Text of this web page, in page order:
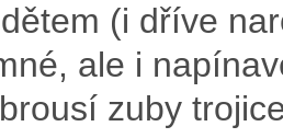
(i dříve
ale i
zuby